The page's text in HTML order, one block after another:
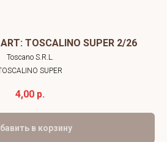
TOSCALINO SUPER 2/26
Toscano S.R.L.
SUPER
4,00 р.
в корзину